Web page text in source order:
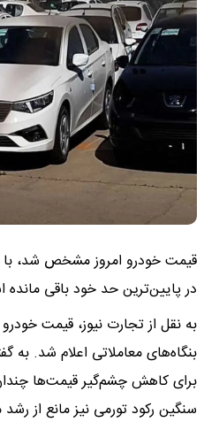
قیمت خودرو امروز مشخص شد،
در پایین‌ترین حد خود باقی
بنگاه‌های معاملاتی اعلام شد. به
برای کاهش چشم‌گیر قیمت‌ها چندان
سنگین رکود تورمی نیز مانع از